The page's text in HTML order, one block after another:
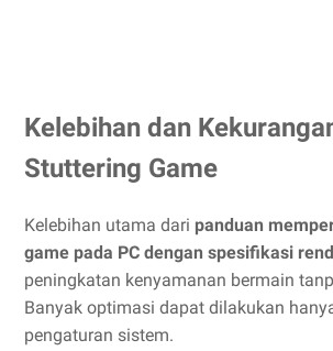
Kelebihan dan
Stuttering Game
Kelebihan utama dari panduan
game pada PC dengan spesifikasi
peningkatan kenyamanan bermain
Banyak optimasi dapat dilakukan
pengaturan sistem.